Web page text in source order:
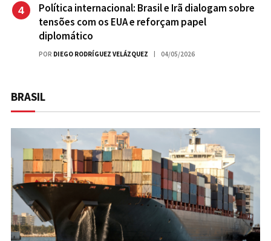
Política internacional: Brasil e Irã dialogam sobre
tensões com os EUA e reforçam papel
diplomático
POR DIEGO RODRÍGUEZ VELÁZQUEZ 04/05/2026
BRASIL